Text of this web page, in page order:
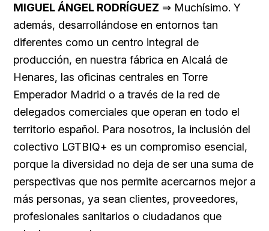
MIGUEL ÁNGEL RODRÍGUEZ ⇒ Muchísimo. Y
además, desarrollándose en entornos tan
diferentes como un centro integral de
producción, en nuestra fábrica en Alcalá de
Henares, las oficinas centrales en Torre
Emperador Madrid o a través de la red de
delegados comerciales que operan en todo el
territorio español. Para nosotros, la inclusión del
colectivo LGTBIQ+ es un compromiso esencial,
porque la diversidad no deja de ser una suma de
perspectivas que nos permite acercarnos mejor a
más personas, ya sean clientes, proveedores,
profesionales sanitarios o ciudadanos que